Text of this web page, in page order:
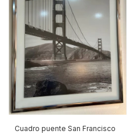
Cuadro puente San Francisco